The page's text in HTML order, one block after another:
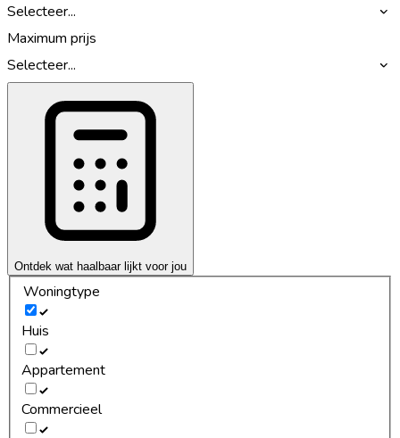
Selecteer...
Maximum prijs
Selecteer...
Ontdek wat haalbaar lijkt voor jou
Woningtype
Huis
Appartement
Commercieel